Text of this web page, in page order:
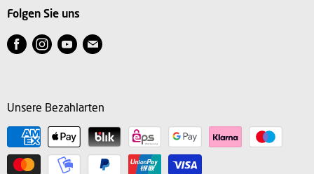
Folgen Sie uns
FindenFindenFinden
auf
Finden
Mail
Unsere Bezahlarten